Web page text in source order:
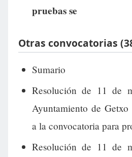
pruebas se
Otras convocatorias
Sumario
Resolución de 11 de
Ayuntamiento de
a la convocatoria para
Resolución de 11 de